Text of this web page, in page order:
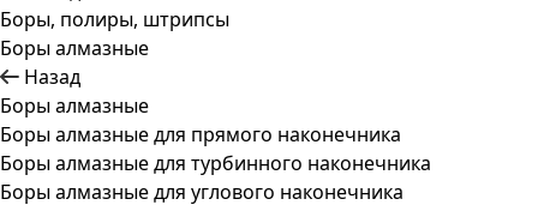
Боры, полиры, штрипсы
Боры алмазные
Назад
Боры алмазные
Боры алмазные для прямого наконечника
Боры алмазные для турбинного наконечника
Боры алмазные для углового наконечника